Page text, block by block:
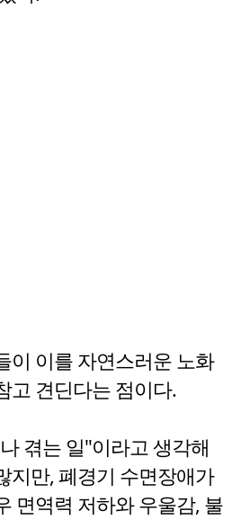
이 이를 자연스러운 노화
고 견딘다는 점이다.
겪는 일"이라고 생각해
지만, 폐경기 수면장애가
면역력 저하와 우울감, 불